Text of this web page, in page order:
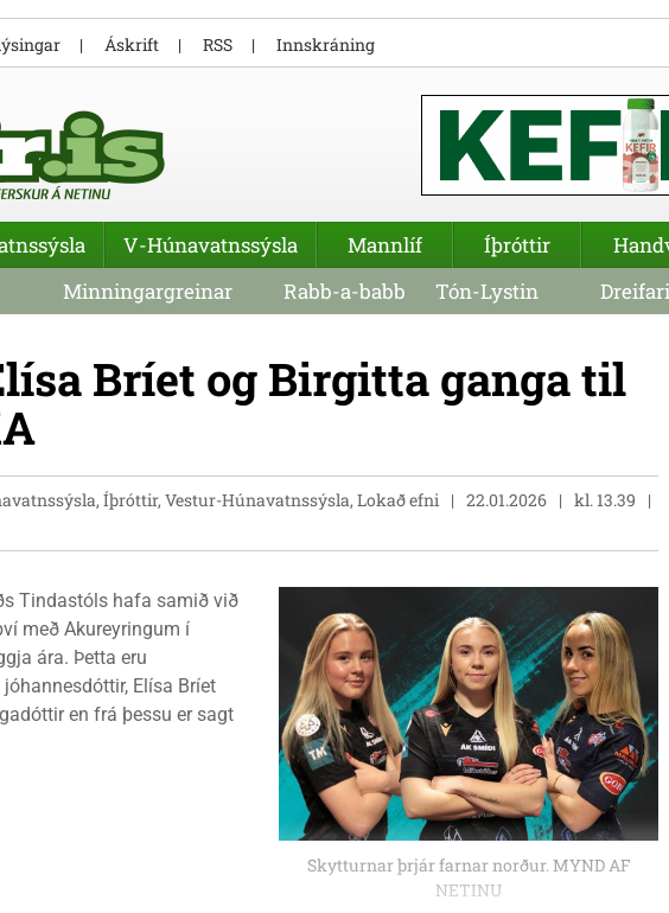
Bríet og Birgitta ganga til
Íþróttir, Vestur-Húnavatnssýsla, Lokað efni 22.01.2026
kl. 13.39
Skytturnar þrjár farnar norður. MYND AF
NETINU
Tindastóls hafa samið við
með Akureyringum í
ára. Þetta eru
Elísa Bríet
en frá þessu er sagt
Áskrift RSS Innskráning
V-Húnavatnssýsla Mannlíf Íþróttir
Minningargreinar Rabb-a-babb Tón-Lystin